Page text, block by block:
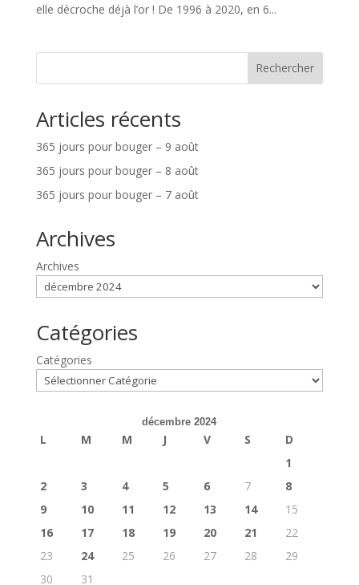
elle décroche déjà l’or ! De 1996 à 2020, en 6...
Rechercher
Articles récents
365 jours pour bouger – 9 août
365 jours pour bouger – 8 août
365 jours pour bouger – 7 août
Archives
Archives
Catégories
Catégories
décembre 2024
L M M J V S
D
1
2
3 4 5 6 7
8
9
10 11 12 13 14
15
16
17 18 19 20 21
22
23
24 25 26 27 28
29
30
31